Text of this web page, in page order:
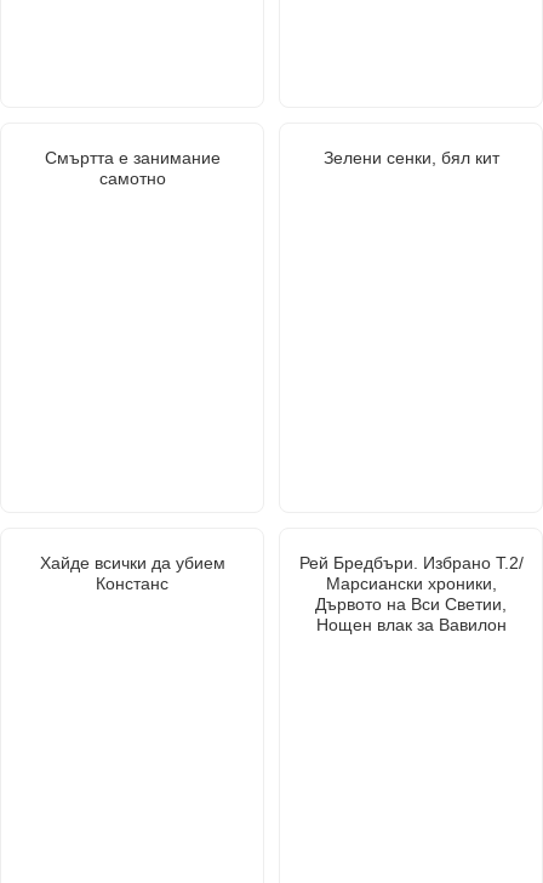
Смъртта е занимание
самотно
Зелени сенки, бял кит
Хайде всички да убием
Констанс
Рей Бредбъри. Избрано Т.2/
Марсиански хроники,
Дървото на Вси Светии,
Нощен влак за Вавилон